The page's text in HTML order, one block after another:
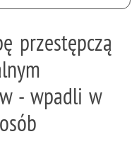
przestępczą
- wpadli w